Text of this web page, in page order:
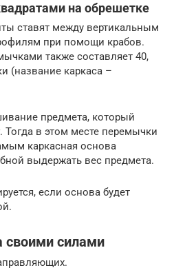
на обрешетке
ставят между вертикальным
при помощи крабов.
также составляет 40,
(название каркаса –
предмета, который
Тогда в этом месте перемычки
каркасная основа
выдержать вес предмета.
если основа будет
своими силами